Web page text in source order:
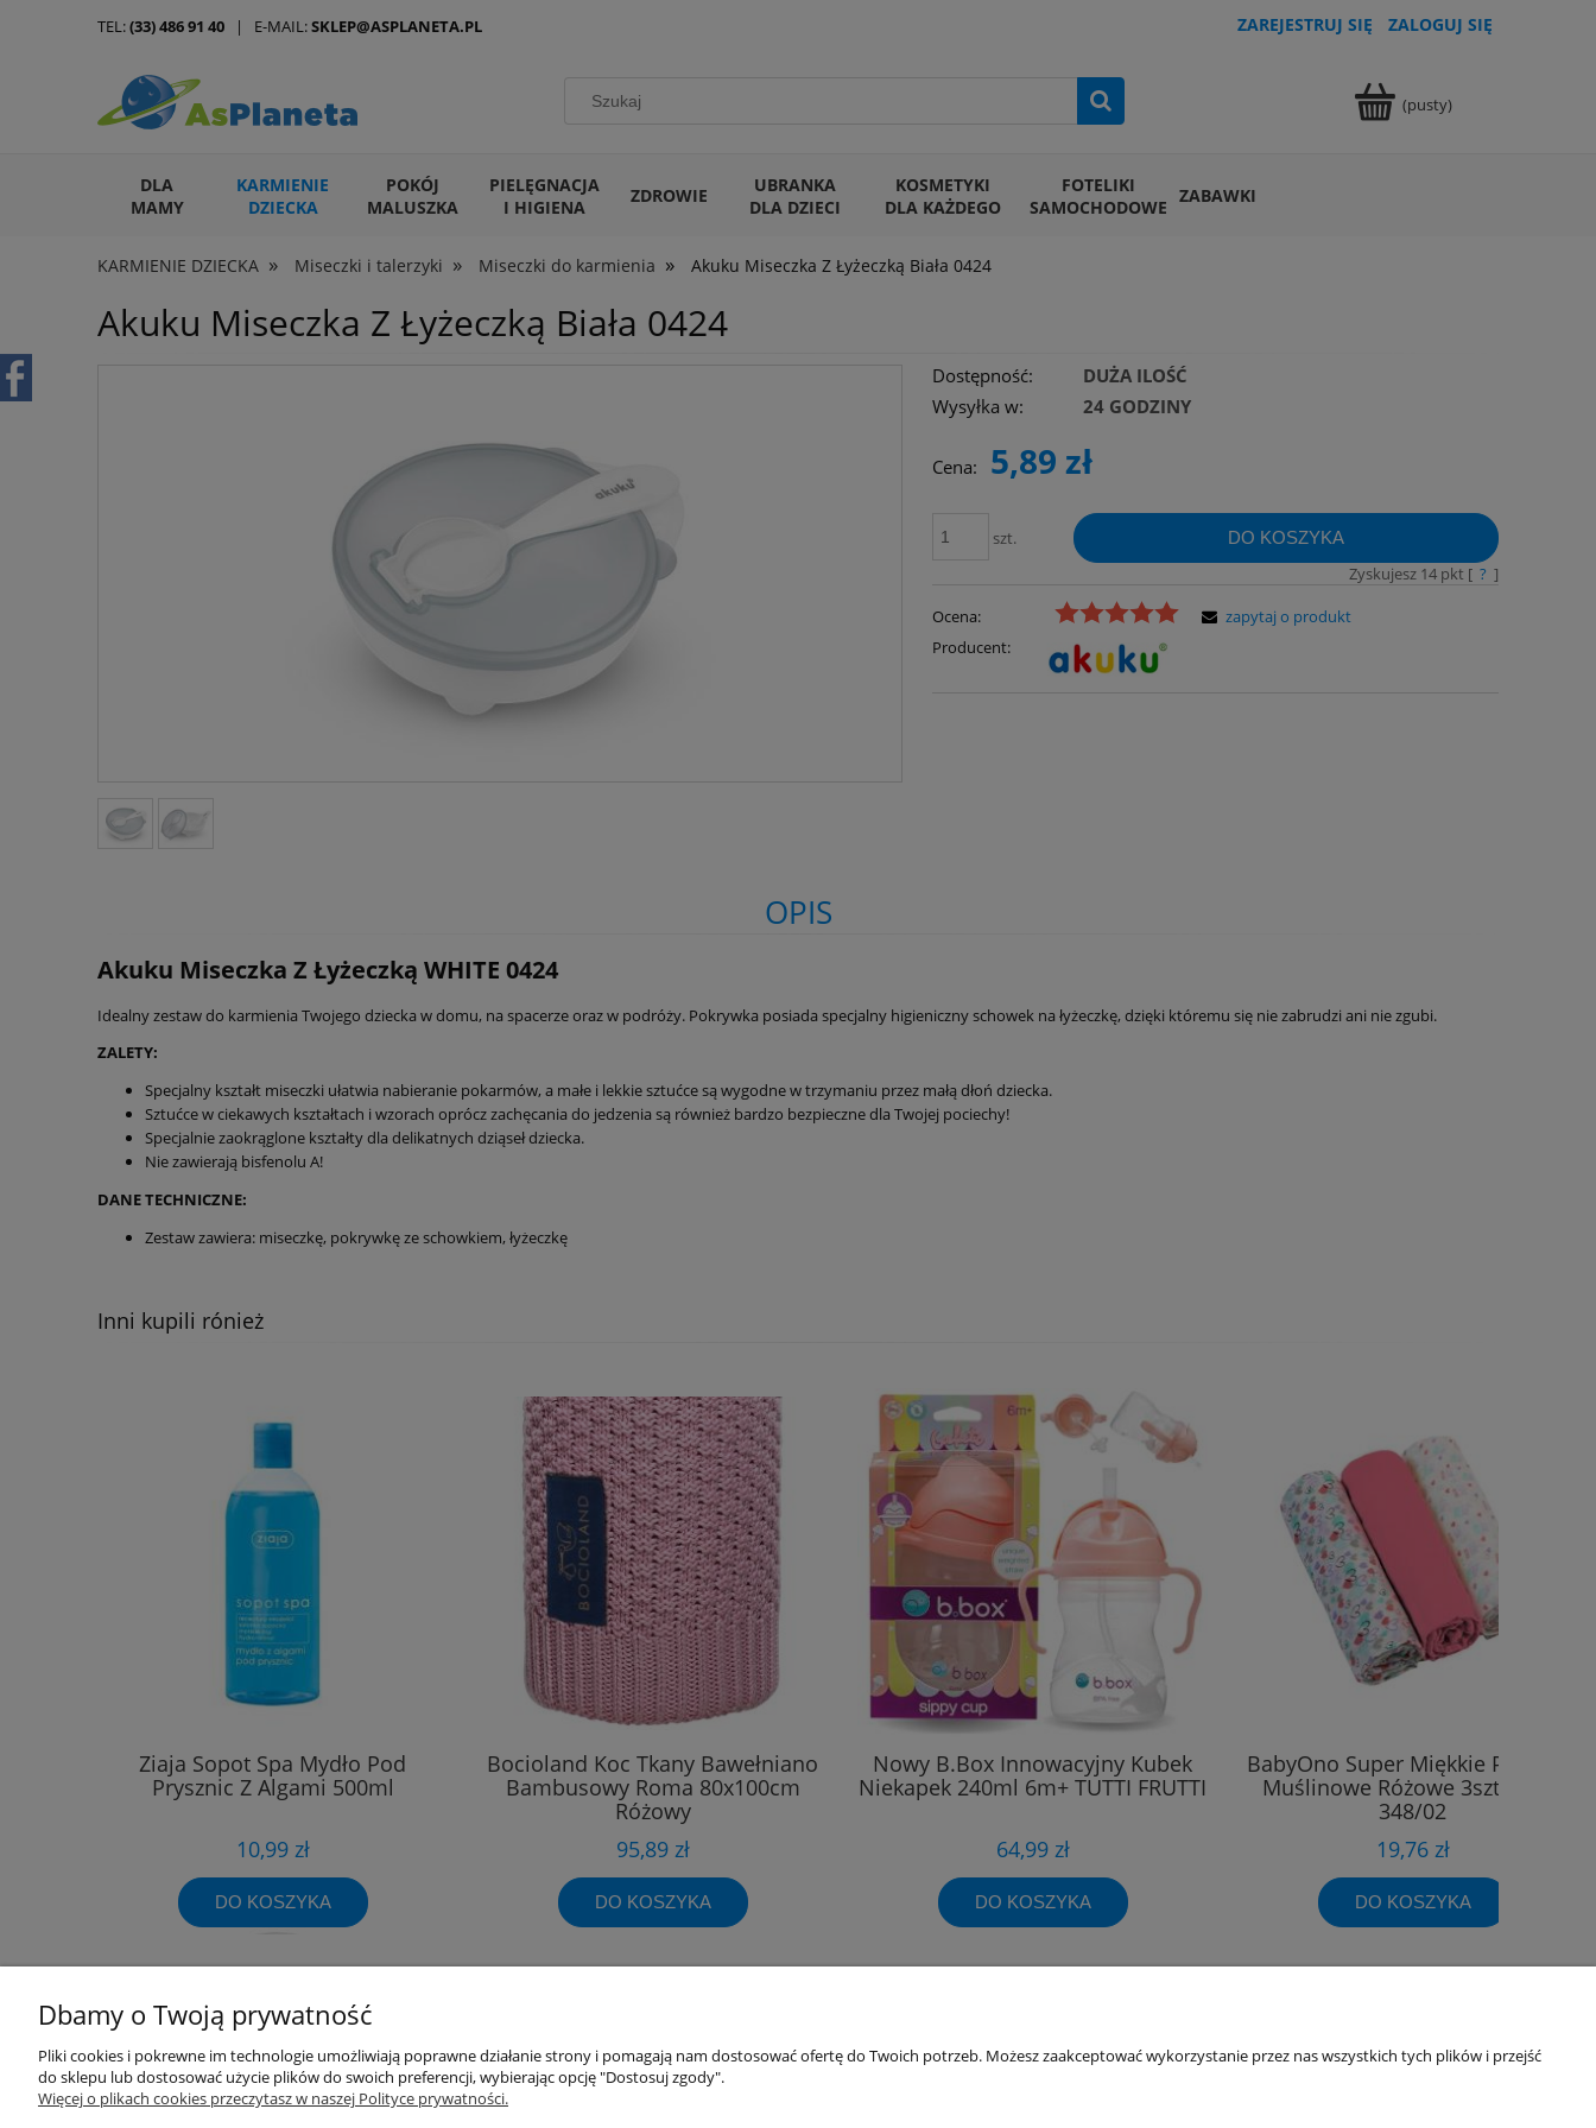
ZAREJESTRUJ SIĘ ZALOGUJ SIĘ
(pusty)
DLA
MAMY
KARMIENIE
DZIECKA
POKÓJ
MALUSZKA
PIELĘGNACJA
I HIGIENA
ZDROWIE
UBRANKA
DLA DZIECI
KOSMETYKI
DLA KAŻDEGO
FOTELIKI
SAMOCHODOWE ZABAWKI
ARTYKUŁY DLA ZWIERZĄT
KARMIENIE DZIECKA » Miseczki i talerzyki » Miseczki do karmienia » Akuku Miseczka Z Łyżeczką Biała 0424
TEL:(33) 486 91 40 | E-MAIL:SKLEP@ASPLANETA.PL
Akuku Miseczka Z Łyżeczką Biała 0424
Dostępność:
DUŻA ILOŚĆ
Wysyłka w:
24 GODZINY
Cena: 5,89 zł
szt. DO KOSZYKA
Zyskujesz 14pkt [ ? ]
Ocena:
Producent:
zapytaj o produkt
OPIS
Akuku Miseczka Z Łyżeczką WHITE 0424
Idealny zestaw do karmienia Twojego dziecka w domu, na spacerze oraz w podróży. Pokrywka posiada specjalny higieniczny schowek na łyżeczkę, dzięki któremu się nie zabrudzi ani nie zgubi.
ZALETY:
Specjalny kształt miseczki ułatwia nabieranie pokarmów, a małe i lekkie sztućce są wygodne w trzymaniu przez małą dłoń dziecka.
Sztućce w ciekawych kształtach i wzorach oprócz zachęcania do jedzenia są również bardzo bezpieczne dla Twojej pociechy!
Specjalnie zaokrąglone kształty dla delikatnych dziąseł dziecka.
Nie zawierają bisfenolu A!
DANE TECHNICZNE:
Zestaw zawiera: miseczkę, pokrywkę ze schowkiem, łyżeczkę
Inni kupili rónież
Ziaja Sopot Spa Mydło Pod
Prysznic Z Algami 500ml
10,99 zł
DO KOSZYKA
Bocioland Koc Tkany Bawełniano
Bambusowy Roma 80x100cm
Różowy
95,89 zł
DO KOSZYKA
Nowy B.Box Innowacyjny Kubek
Niekapek 240ml 6m+ TUTTI FRUTTI
64,99 zł
DO KOSZYKA
BabyOno Super Miękkie Pieluszki
Muślinowe Różowe 3szt 70x70
348/02
19,76 zł
DO KOSZYKA
Przydatne linki
Nowości
Warunki zakupów
Regulaminy
Moje konto Informacje o sklepie
Dbamy o Twoją prywatność
Pliki cookies i pokrewne im technologie umożliwiają poprawne działanie strony i pomagają nam dostosować ofertę do Twoich potrzeb. Możesz zaakceptować wykorzystanie przez nas wszystkich tych plików i przejść
do sklepu lub dostosować użycie plików do swoich preferencji, wybierając opcję "Dostosuj zgody".
Więcej o plikach cookies przeczytasz w naszej Polityce prywatności.